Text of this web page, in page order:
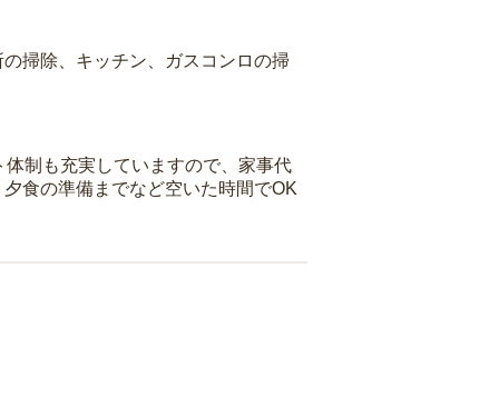
掃除、キッチン、ガスコンロの掃
制も充実していますので、家事代
食の準備までなど空いた時間でOK